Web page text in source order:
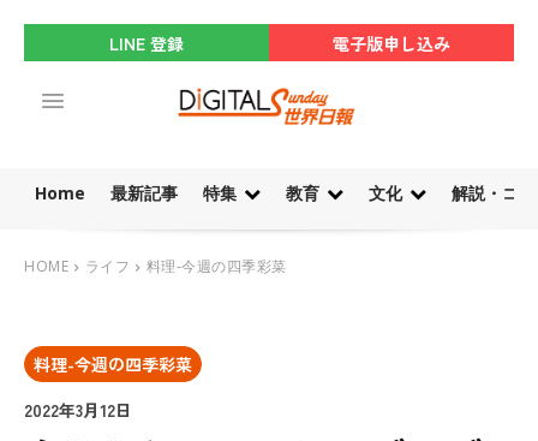
LINE 登録 電子版申し込み
Home 最新記事 特集 教育 文化 解説・コ
HOME ライフ 料理-今週の四季彩菜
料理-今週の四季彩菜
2022年3月12日